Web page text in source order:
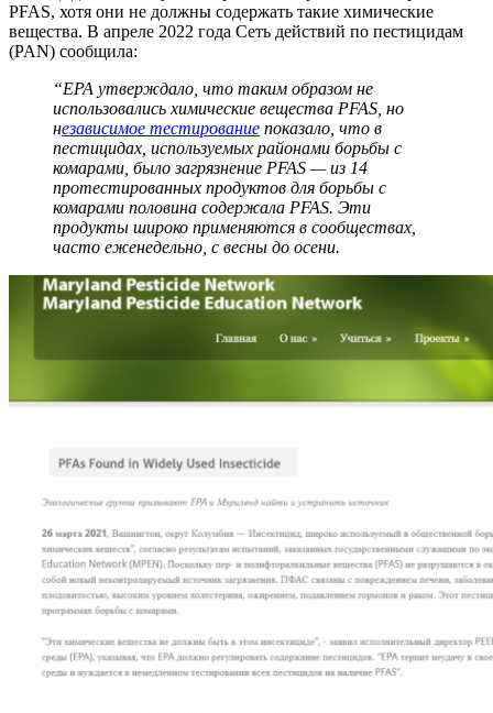
PFAS, хотя они не должны содержать такие химические
вещества. В апреле 2022 года Сеть действий по пестицидам
(PAN) сообщила:
“EPA утверждало, что таким образом не
использовались химические вещества PFAS, но
независимое тестирование показало, что в
пестицидах, используемых районами борьбы с
комарами, было загрязнение PFAS — из 14
протестированных продуктов для борьбы с
комарами половина содержала PFAS. Эти
продукты широко применяются в сообществах,
часто еженедельно, с весны до осени.